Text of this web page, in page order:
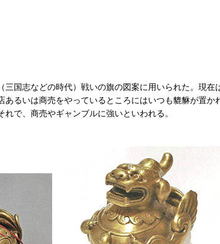
国志などの時代）戦いの旗の図案に用いられた。現
るいは商売をやっているところにはいつも貔貅が置
で、商売やギャンブルに強いといわれる。